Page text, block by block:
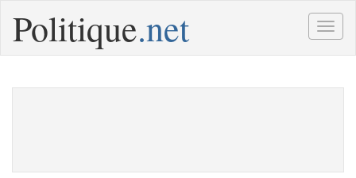
Politique.net